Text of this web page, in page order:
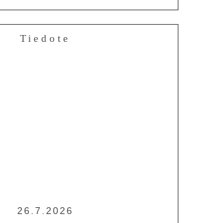
Tiedote
26.7.2026